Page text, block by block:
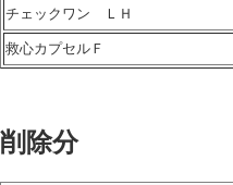
チェックワン ＬＨ
救心カプセルＦ
削除分